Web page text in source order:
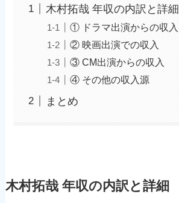
木村拓哉 年収の内訳と詳細
① ドラマ出演からの収入
② 映画出演での収入
③ CM出演からの収入
④ その他の収入源
まとめ
木村拓哉 年収の内訳と詳細